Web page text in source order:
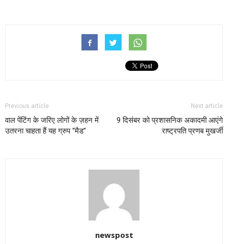
Previous article
वाल पेंटिंग के जरिए लोगों के ज़हन में
उतरना चाहता हैं यह ग्रुप “मैड”
Next article
9 दिसंबर को प्रशासनिक अकादमी आएंगे
राष्ट्रपति प्रणब मुखर्जी
newspost